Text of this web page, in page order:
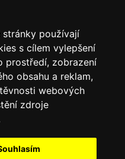
používají
s cílem vylepšení
prostředí, zobrazení
obsahu a reklam,
webových
zdroje